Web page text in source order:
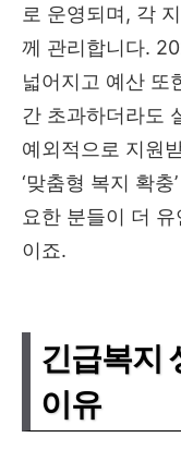
로 운영되며, 각
께 관리합니다.
넓어지고 예산 또
간 초과하더라도
예외적으로 지원
‘맞춤형 복지 확
요한 분들이 더
이죠.
긴급복지
이유